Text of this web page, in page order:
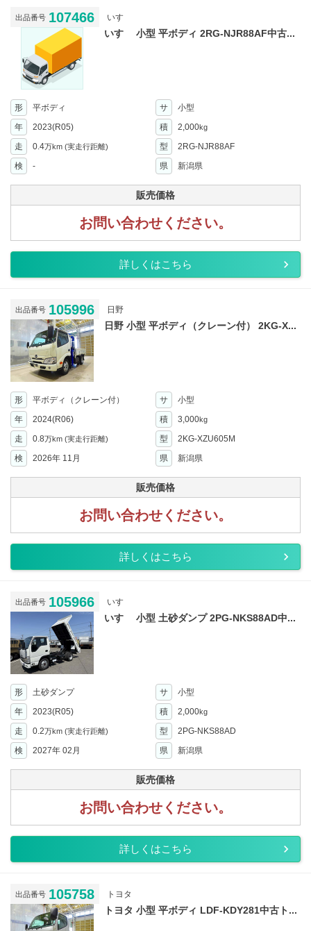
出品番号 107466 いすゞ
いすゞ 小型 平ボディ 2RG-NJR88AF中古...
形 平ボディ サ
小型
年
2023(R05) 積 2,000kg
走 0.4万km (実走行距離) 型
2RG-NJR88AF
検
- 県 新潟県
販売価格
お問い合わせください。
詳しくはこちら
出品番号 105996 日野
日野 小型 平ボディ（クレーン付） 2KG-X...
形 平ボディ（クレーン付） サ
小型
年
2024(R06) 積 3,000kg
走 0.8万km (実走行距離) 型
2KG-XZU605M
検
2026年 11月 県 新潟県
販売価格
お問い合わせください。
詳しくはこちら
出品番号 105966 いすゞ
いすゞ 小型 土砂ダンプ 2PG-NKS88AD中...
形 土砂ダンプ サ
小型
年
2023(R05) 積 2,000kg
走 0.2万km (実走行距離) 型
2PG-NKS88AD
検
2027年 02月 県 新潟県
販売価格
お問い合わせください。
詳しくはこちら
出品番号 105758 トヨタ
トヨタ 小型 平ボディ LDF-KDY281中古ト...